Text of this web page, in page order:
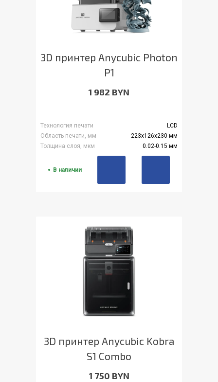
3D принтер Anycubic Photon
P1
1 982 BYN
Технология печати
LCD
Область печати, мм
223x126x230 мм
Толщина слоя, мкм
0.02-0.15 мм
В наличии
3D принтер Anycubic Kobra
S1 Combo
1 750 BYN